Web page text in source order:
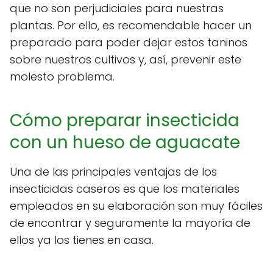
que no son perjudiciales para nuestras
plantas. Por ello, es recomendable hacer un
preparado para poder dejar estos taninos
sobre nuestros cultivos y, así, prevenir este
molesto problema.
Cómo preparar insecticida
con un hueso de aguacate
Una de las principales ventajas de los
insecticidas caseros es que los materiales
empleados en su elaboración son muy fáciles
de encontrar y seguramente la mayoría de
ellos ya los tienes en casa.